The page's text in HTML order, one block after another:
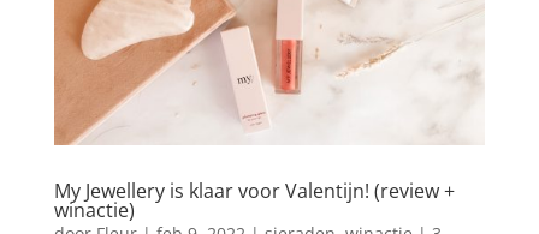
My Jewellery is klaar voor Valentijn! (review +
winactie)